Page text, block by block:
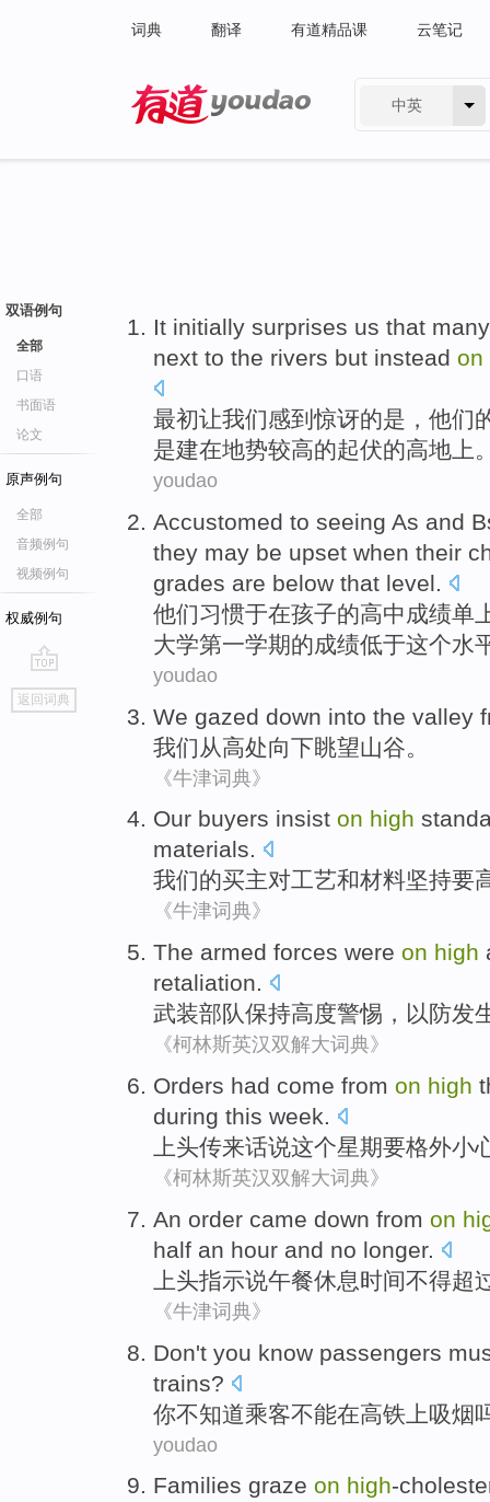
词典 翻译 有道精品课 云笔记
中英
双语例句
全部
口语
书面语
论文
原声例句
全部
音频例句
视频例句
权威例句
go
top
返回词典
It initially surprises us that many
next to the rivers but instead on
最初让我们感到惊讶的是， 他们
是建在地势较高的起伏的高地上
youdao
Accustomed to seeing As and
they may be upset when their
grades are below that level.
他们习惯于在孩子的高中成绩单
大学第一学期的成绩低于这个水
youdao
We gazed down into the valley
我们 从高处向下眺望山谷 。
《牛津词典》
Our buyers insist on high
materials.
我们的买主对工艺和材料坚持要
《牛津词典》
The armed forces were on high
retaliation.
武装部队保持高度警惕， 以防发
《柯林斯英汉双解大词典》
Orders had come from on high
during this week.
上头传来话说这个星期要格外小
《柯林斯英汉双解大词典》
An order came down from on
half an hour and no longer.
上头指示说午餐休息时间不得超
《牛津词典》
Don't you know passengers
trains?
你不知道乘客不能在高铁上吸烟
youdao
Families graze on high-